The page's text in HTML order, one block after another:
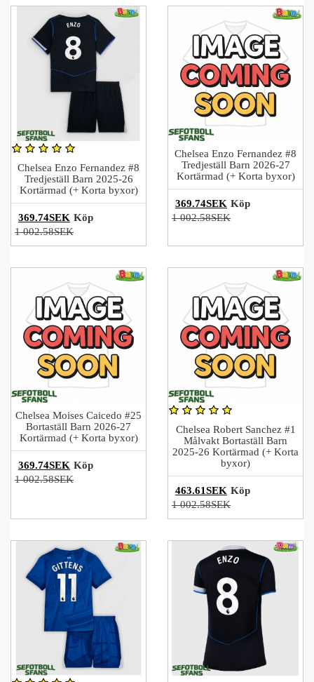
Chelsea Enzo Fernandez #8
Tredjeställ Barn 2025-26
Kortärmad (+ Korta byxor)
369.74SEK
1 002.58SEK
Köp
Chelsea Enzo Fernandez #8
Tredjeställ Barn 2026-27
Kortärmad (+ Korta byxor)
369.74SEK
1 002.58SEK
Köp
Chelsea Moises Caicedo #25
Bortaställ Barn 2026-27
Kortärmad (+ Korta byxor)
369.74SEK
1 002.58SEK
Köp
Chelsea Robert Sanchez #1
Målvakt Bortaställ Barn
2025-26 Kortärmad (+ Korta
byxor)
463.61SEK
1 002.58SEK
Köp